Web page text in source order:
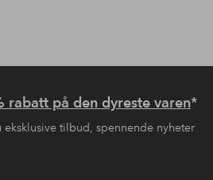
rabatt på den dyreste varen*
eksklusive tilbud, spennende nyheter